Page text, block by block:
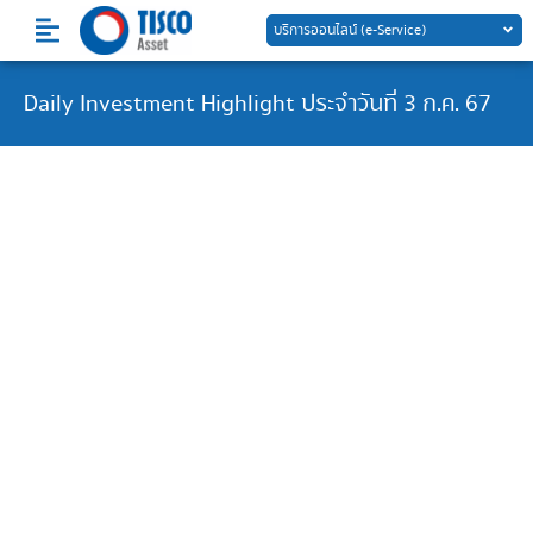
content
บริการออนไลน์ (e-Service)
Daily Investment Highlight ประจำวันที่ 3 ก.ค. 67